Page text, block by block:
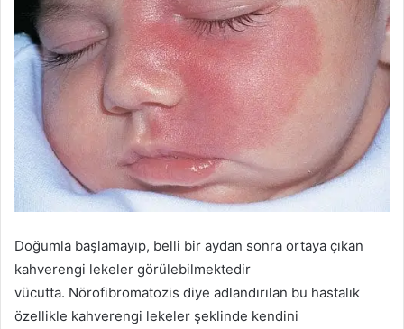
Doğumla başlamayıp, belli bir aydan sonra ortaya çıkan
kahverengi lekeler görülebilmektedir
vücutta. Nörofibromatozis diye adlandırılan bu hastalık
özellikle kahverengi lekeler şeklinde kendini